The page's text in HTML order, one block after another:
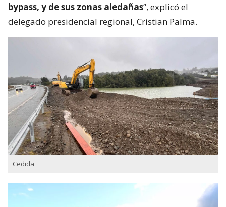
bypass, y de sus zonas aledañas”, explicó el
delegado presidencial regional, Cristian Palma.
Cedida